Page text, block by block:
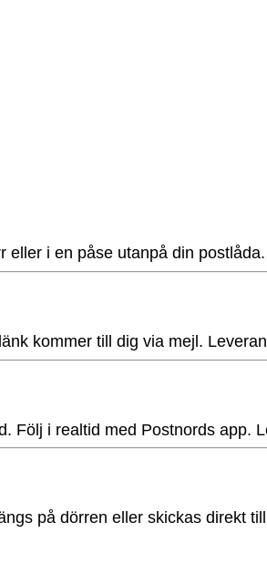
i en påse utanpå din
kommer till dig via mejl.
Följ i realtid med Postnords app.
på dörren eller skickas direkt